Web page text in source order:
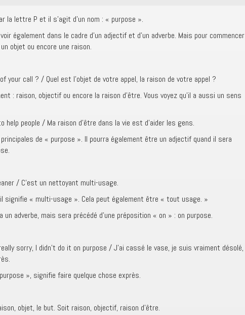
la lettre P et il s’agit d’un nom : « purpose ».
également dans le cadre d’un adjectif et d’un adverbe. Mais pour commencer
objet ou encore une raison.
your call ? / Quel est l’objet de votre appel, la raison de votre appel ?
: raison, objectif ou encore la raison d’être. Vous voyez qu’il a aussi un sens
help people / Ma raison d’être dans la vie est d’aider les gens.
de « purpose ». Il pourra également être un adjectif quand il sera
/ C’est un nettoyant multi-usage.
signifie « multi-usage ». Cela peut également être « tout usage. »
adverbe, mais sera précédé d’une préposition « on » : on purpose.
sorry, I didn’t do it on purpose / J’ai cassé le vase, je suis vraiment désolé,
», signifie faire quelque chose exprès.
objet, le but. Soit raison, objectif, raison d’être.